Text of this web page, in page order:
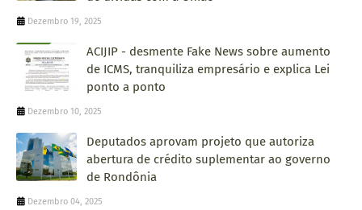
Dezembro 19, 2025
ACIJIP - desmente Fake News sobre aumento
de ICMS, tranquiliza empresário e explica Lei
ponto a ponto
Dezembro 10, 2025
Deputados aprovam projeto que autoriza
abertura de crédito suplementar ao governo
de Rondônia
Dezembro 04, 2025